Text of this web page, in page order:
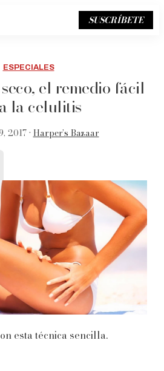
SUSCRÍBETE
ESPECIALES
el remedio fácil
la celulitis
2017 • Harper’s Bazaar
esta técnica sencilla.